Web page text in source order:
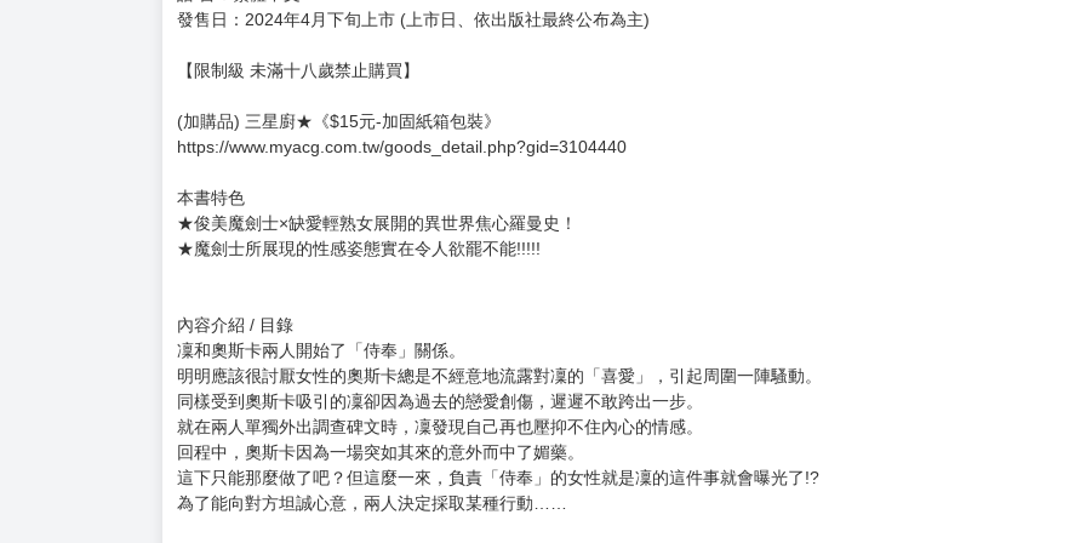
購買評價限制
異世界御奉仕記録 (2)
售價：150元
出版社: 台灣角川
規 格：32開(12.7x18cm) / 1.3(cm) / 200.0(g) / 彩 2頁 / 單 208頁 / 總頁數 210頁
語 言：繁體中文
【限制級 未滿十八歲禁止購買】
(加購品) 三星廚★《$15元-加固紙箱包裝》
https://www.myacg.com.tw/goods_detail.php?gid=3104440
本書特色
★俊美魔劍士×缺愛輕熟女展開的異世界焦心羅曼史！
★魔劍士所展現的性感姿態實在令人欲罷不能!!!!!